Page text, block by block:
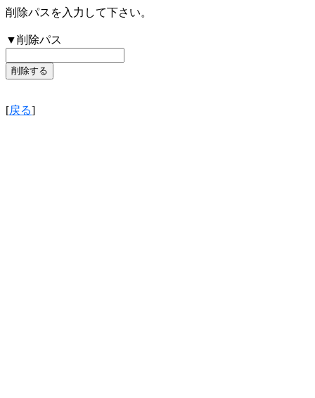
削除パスを入力して下さい。
▼削除パス
[戻る]